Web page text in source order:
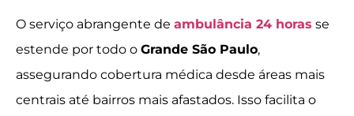
O serviço abrangente de ambulância 24 horas se
estende por todo o Grande São Paulo,
assegurando cobertura médica desde áreas mais
centrais até bairros mais afastados. Isso facilita o